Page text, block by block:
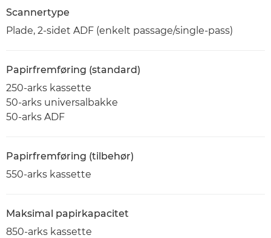
Scannertype
Plade, 2-sidet ADF (enkelt passage/single-pass)
Papirfremføring (standard)
250-arks kassette
50-arks universalbakke
50-arks ADF
Papirfremføring (tilbehør)
550-arks kassette
Maksimal papirkapacitet
850-arks kassette